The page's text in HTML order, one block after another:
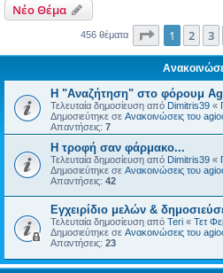
Νέο Θέμα
456 θέματα Σελίδα
1 2 3
Η "Αναζήτηση" στο φόρουμ
Τελευταία δημοσίευση από Dimitris39 «
Δημοσιεύτηκε σε Ανακοινώσεις του
Απαντήσεις: 7
H τροφή σαν φάρμακο...
Τελευταία δημοσίευση από Dimitris39 «
Δημοσιεύτηκε σε Ανακοινώσεις του
Απαντήσεις: 42
Εγχειρίδιο μελών &
Τελευταία δημοσίευση από Teri « Τετ
Δημοσιεύτηκε σε Ανακοινώσεις του
Απαντήσεις: 23